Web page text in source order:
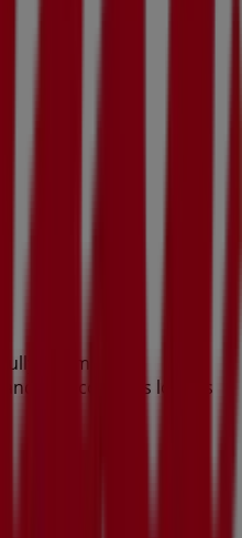
la empresa
las compras locales